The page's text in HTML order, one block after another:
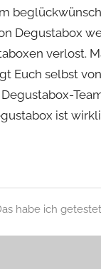
n
e
Degustabox
verlost.
Euch selbst
ist
habe ich getestet